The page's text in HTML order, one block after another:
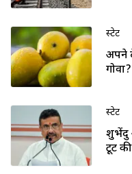
स्टेट
अपने
गोवा?
स्टेट
शुभेंदु
टूट